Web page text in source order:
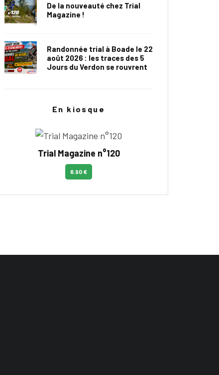
De la nouveauté chez Trial
Magazine !
Randonnée trial à Boade le 22
août 2026 : les traces des 5
Jours du Verdon se rouvrent
En kiosque
Trial Magazine n°120
6.90 €